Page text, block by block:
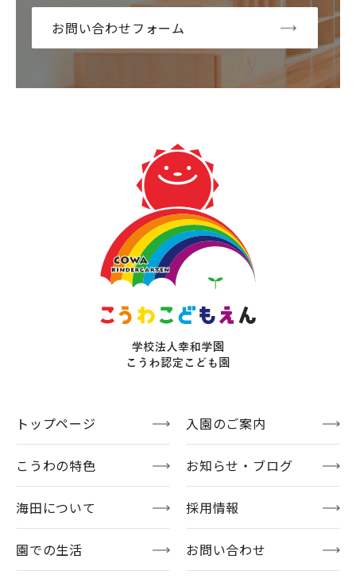
お問い合わせフォーム
トップページ 入園のご案内
こうわの特色 お知らせ・ブログ
海田について 採用情報
園での生活 お問い合わせ